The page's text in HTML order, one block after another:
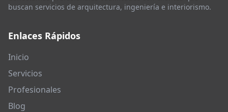
buscan servicios de arquitectura, ingeniería e interiorismo.
Enlaces Rápidos
Inicio
Servicios
Profesionales
Blog